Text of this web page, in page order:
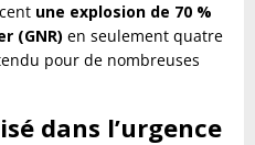
une explosion de 70 %
(GNR) en seulement quatre
pour de nombreuses
dans l’urgence